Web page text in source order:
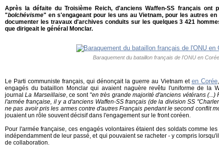
Après la défaite du Troisième Reich, d'anciens Waffen-SS français ont
"bolchévisme" en s'engageant pour les uns au Vietnam, pour les autres
documenter les travaux d'archives conduits sur les quelques 3 421
que dirigeait le général Monclar.
Baraquement du bataillon français de l'ONU en
Le Parti communiste français, qui dénonçait la guerre au Vietnam et en Corée
engagés du bataillon Monclar qui avaient naguère revêtu l'uniforme de la
journalLa Marseillaise, ce sont "en très grande majorité d'anciens vétérans
l'armée française, il y a d'anciens Waffen-SS français (de la division SS
ne pas avoir pris les armes contre d'autres Français pendant le second conflit
jouaient un rôle souvent décisif dans l'engagement sur le front coréen.
Pour l'armée française, ces engagés volontaires étaient des soldats comme
indépendamment de leur passé, et qui pouvaient se racheter - y compris
de collaboration.